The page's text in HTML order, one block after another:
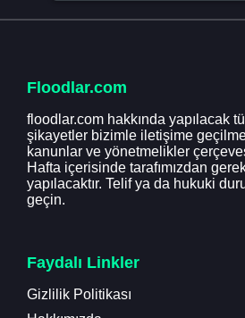
Floodlar.com
floodlar.com hakkında yapılacak
şikayetler bizimle iletişime
kanunlar ve yönetmelikler
Hafta içerisinde tarafımızdan
yapılacaktır. Telif ya da hukuki
geçin.
Faydalı Linkler
Gizlilik Politikası